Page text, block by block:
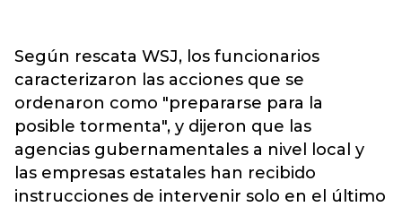
Según rescata WSJ, los funcionarios
caracterizaron las acciones que se
ordenaron como "prepararse para la
posible tormenta", y dijeron que las
agencias gubernamentales a nivel local y
las empresas estatales han recibido
instrucciones de intervenir solo en el último